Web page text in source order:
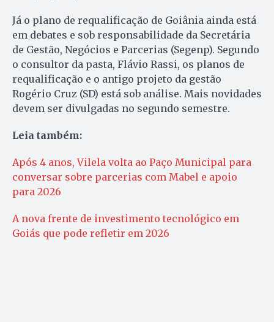
Já o plano de requalificação de Goiânia ainda está
em debates e sob responsabilidade da Secretária
de Gestão, Negócios e Parcerias (Segenp). Segundo
o consultor da pasta, Flávio Rassi, os planos de
requalificação e o antigo projeto da gestão
Rogério Cruz (SD) está sob análise. Mais novidades
devem ser divulgadas no segundo semestre.
Leia também:
Após 4 anos, Vilela volta ao Paço Municipal para
conversar sobre parcerias com Mabel e apoio
para 2026
A nova frente de investimento tecnológico em
Goiás que pode refletir em 2026